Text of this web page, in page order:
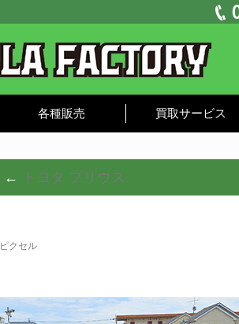
各種販売 買取サービス
← トヨタ プリウス
ピクセル